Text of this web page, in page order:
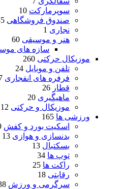
سوپرمارکت 10
صندوق فروشگاهی 35
نجاری 1
هنر و موسیقی 60
سازه های موسیقایی
موزیکال حرکتی 260
تلفن و موبایل 24
فرفره های انفجاری 77
قطار
26
ماهیگیری 20
موزیکال و حرکتی 112
ورزشی ها 165
اسکیت بورد و کفش 9
بدنسازی و هوازی 13
بسکتبال 13
توپ ها 34
راکت ها 25
رقابتی 18
سرگرمی و ورزش 38